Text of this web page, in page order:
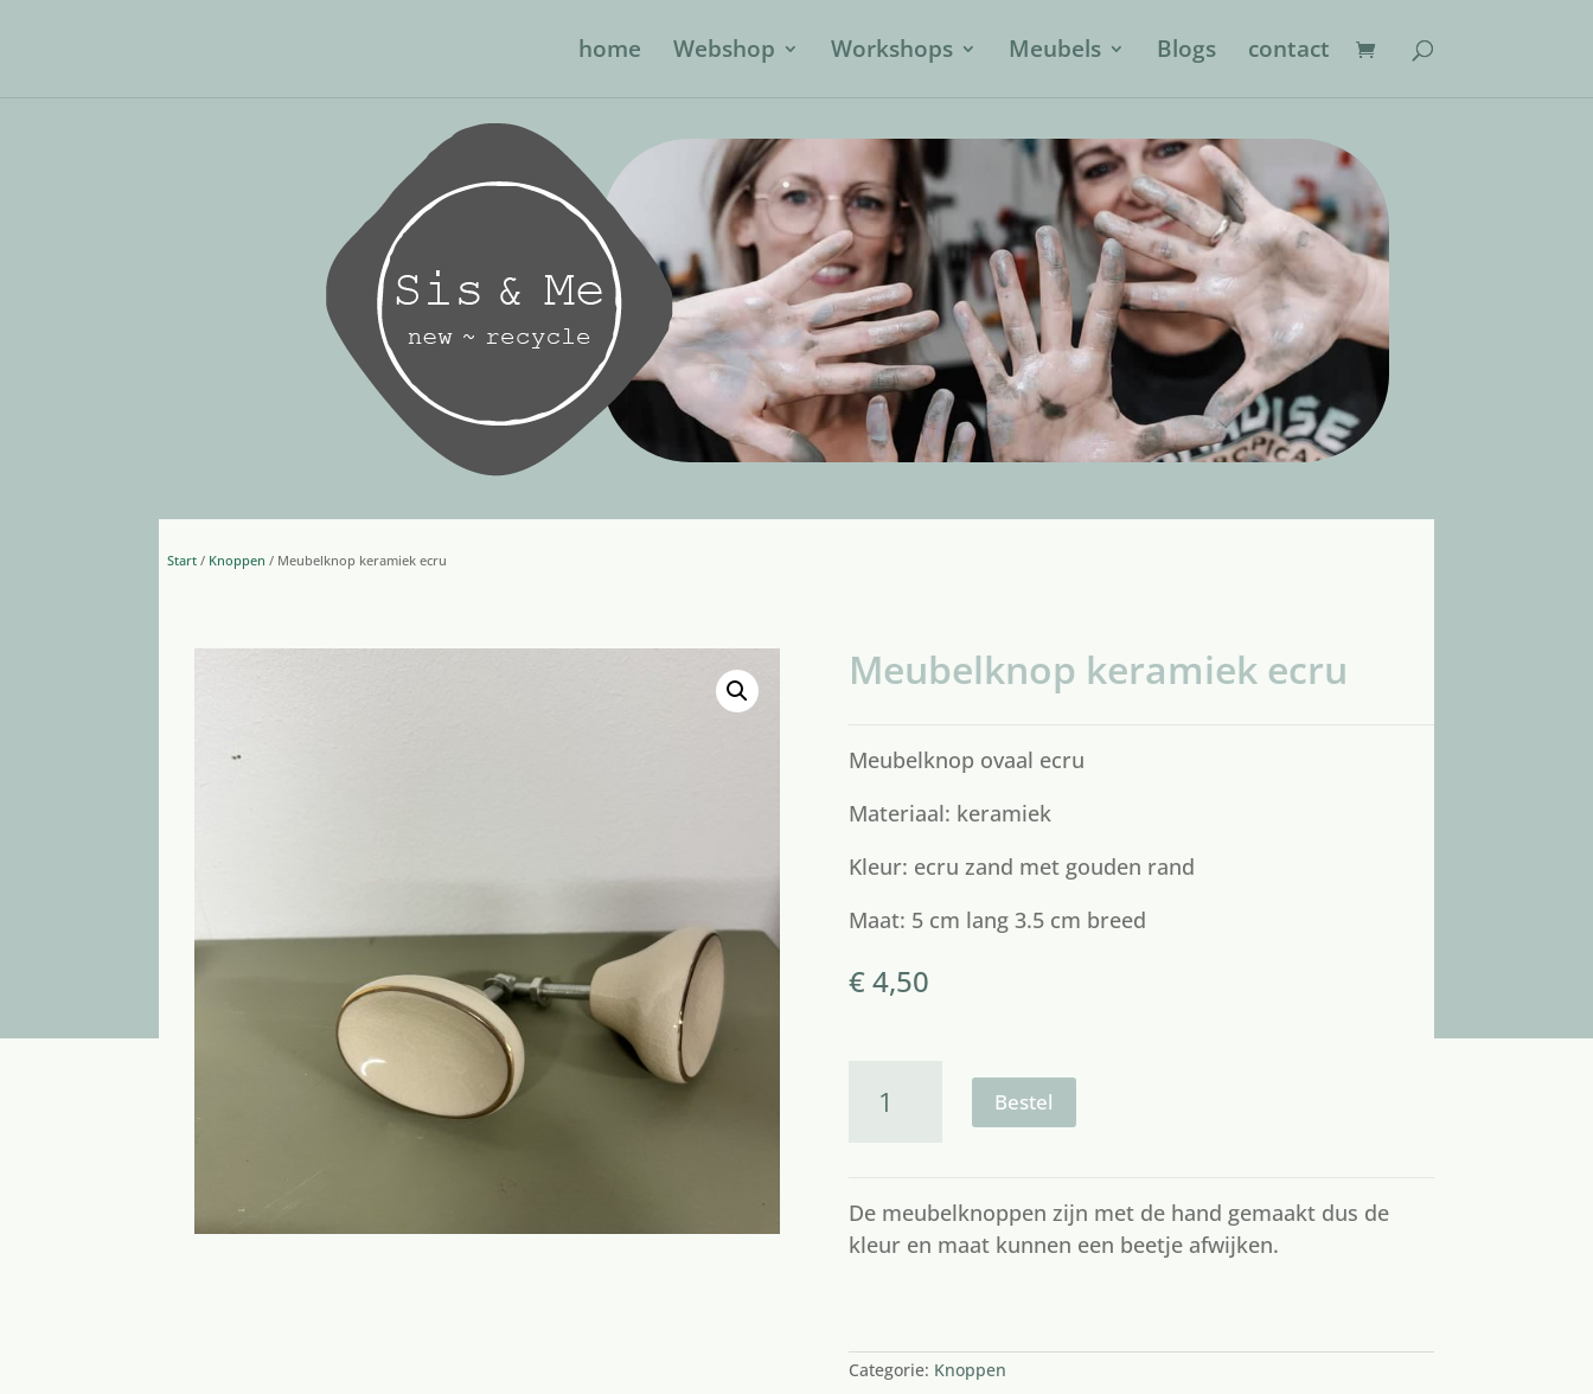
home Webshop Workshops Meubels Blogs contact
Start / Knoppen / Meubelknop keramiek ecru
Meubelknop keramiek ecru
Meubelknop ovaal ecru
Materiaal: keramiek
Kleur: ecru zand met gouden rand
Maat: 5 cm lang 3.5 cm breed
€4,50
aantal Bestel
De meubelknoppen zijn met de hand gemaakt dus de
kleur en maat kunnen een beetje afwijken.
Categorie: Knoppen